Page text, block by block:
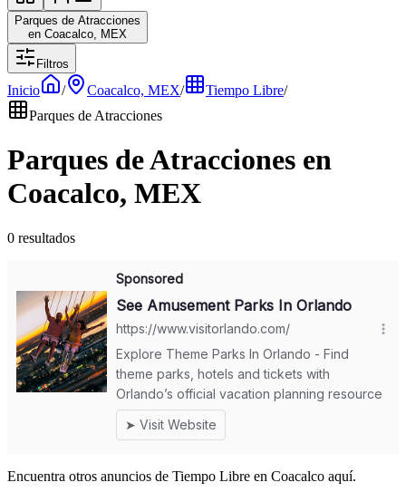
Parques de Atracciones
en Coacalco, MEX
Filtros
Inicio / Coacalco, MEX/ Tiempo Libre/
Parques de Atracciones
Parques de Atracciones en
Coacalco, MEX
0 resultados
Encuentra otros anuncios de Tiempo Libre en Coacalco aquí.